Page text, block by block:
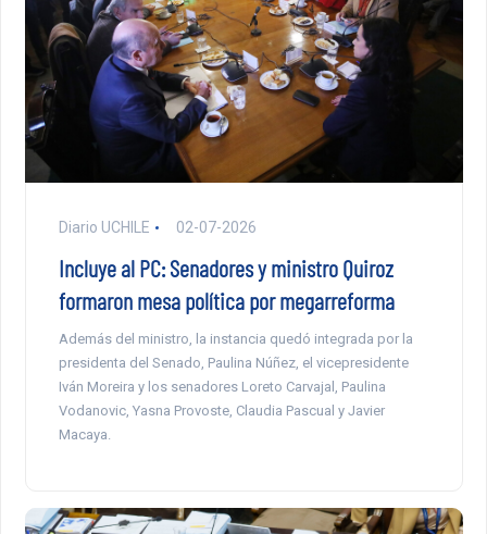
Diario UCHILE 02-07-2026
Incluye al PC: Senadores y ministro Quiroz
formaron mesa política por megarreforma
Además del ministro, la instancia quedó integrada por la
presidenta del Senado, Paulina Núñez, el vicepresidente
Iván Moreira y los senadores Loreto Carvajal, Paulina
Vodanovic, Yasna Provoste, Claudia Pascual y Javier
Macaya.